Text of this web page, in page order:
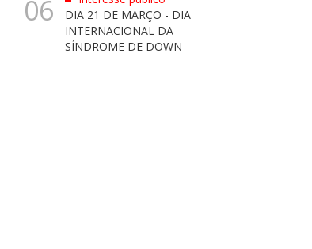
06
DIA 21 DE MARÇO - DIA
INTERNACIONAL DA
SÍNDROME DE DOWN